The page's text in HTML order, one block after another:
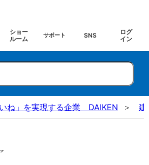
ショー
ルーム
サポート SNS
ログ
イン
いね」を実現する企業 DAIKEN 建